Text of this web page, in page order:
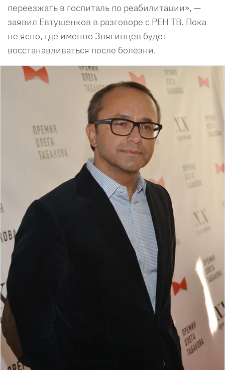
переезжать в госпиталь по реабилитации», —
заявил Евтушенков в разговоре с РЕН ТВ. Пока
не ясно, где именно Звягинцев будет
восстанавливаться после болезни.